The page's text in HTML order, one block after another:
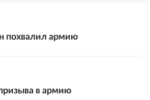
похвалил армию
в армию